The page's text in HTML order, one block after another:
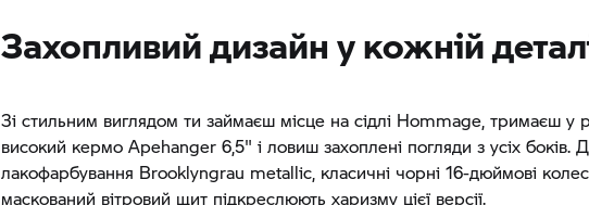
Захопливий дизайн у кожній
Зі стильним виглядом ти займаєш місце на сідлі Hommage, тримаєш у
високий кермо Apehanger 6,5" і ловиш захоплені погляди з усіх боків.
лакофарбування Brooklyngrau metallic, класичні чорні 16-дюймові
маскований вітровий щит підкреслюють харизму цієї версії.